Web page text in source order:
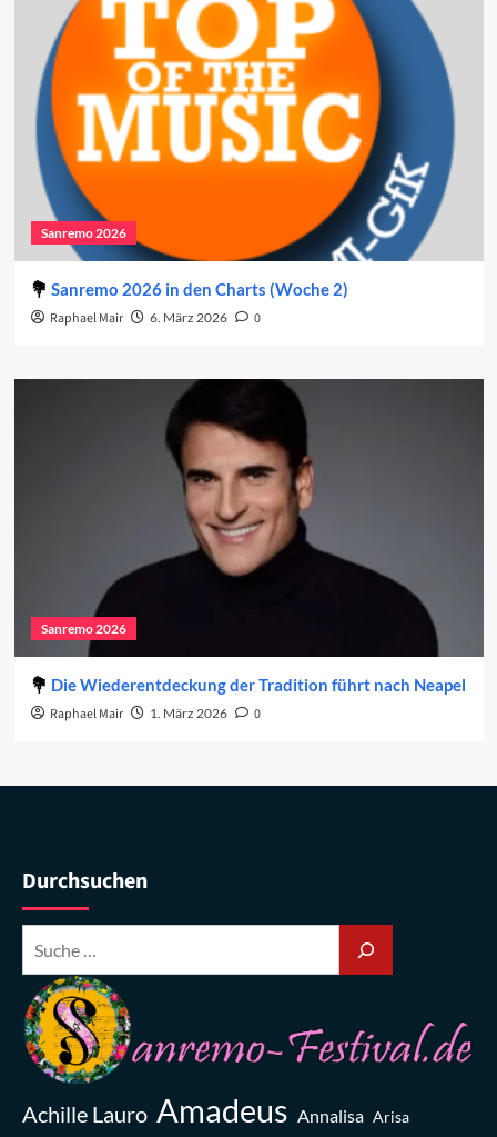
Sanremo 2026
Sanremo 2026 in den Charts (Woche 2)
Raphael Mair 6. März 2026 0
Sanremo 2026
Die Wiederentdeckung der Tradition führt nach Neapel
Raphael Mair 1. März 2026 0
Durchsuchen
Achille Lauro Amadeus Annalisa Arisa